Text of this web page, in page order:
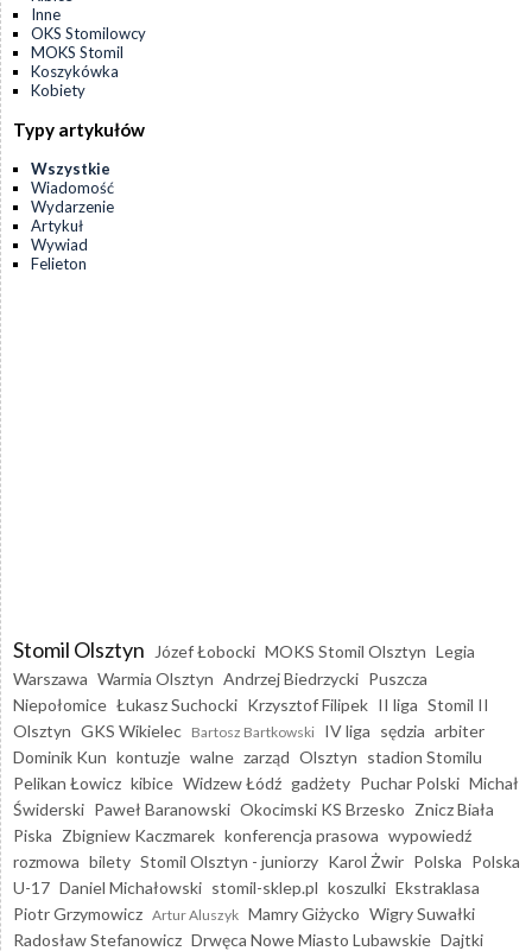
Inne
OKS Stomilowcy
MOKS Stomil
Koszykówka
Kobiety
Typy artykułów
Wszystkie
Wiadomość
Wydarzenie
Artykuł
Wywiad
Felieton
Stomil Olsztyn Józef Łobocki MOKS Stomil Olsztyn Legia
Warszawa Warmia Olsztyn Andrzej Biedrzycki Puszcza
Niepołomice Łukasz Suchocki Krzysztof Filipek II liga Stomil II
Olsztyn GKS Wikielec Bartosz Bartkowski IV liga sędzia arbiter
Dominik Kun kontuzje walne zarząd Olsztyn stadion Stomilu
Pelikan Łowicz kibice Widzew Łódź gadżety Puchar Polski Michał
Świderski Paweł Baranowski Okocimski KS Brzesko Znicz Biała
Piska Zbigniew Kaczmarek konferencja prasowa wypowiedź
rozmowa bilety Stomil Olsztyn - juniorzy Karol Żwir Polska Polska
U-17 Daniel Michałowski stomil-sklep.pl koszulki Ekstraklasa
Piotr Grzymowicz Artur Aluszyk Mamry Giżycko Wigry Suwałki
Radosław Stefanowicz Drwęca Nowe Miasto Lubawskie Dajtki